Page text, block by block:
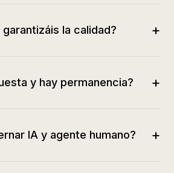
garantizáis la calidad? +
y hay permanencia? +
IA y agente humano? +